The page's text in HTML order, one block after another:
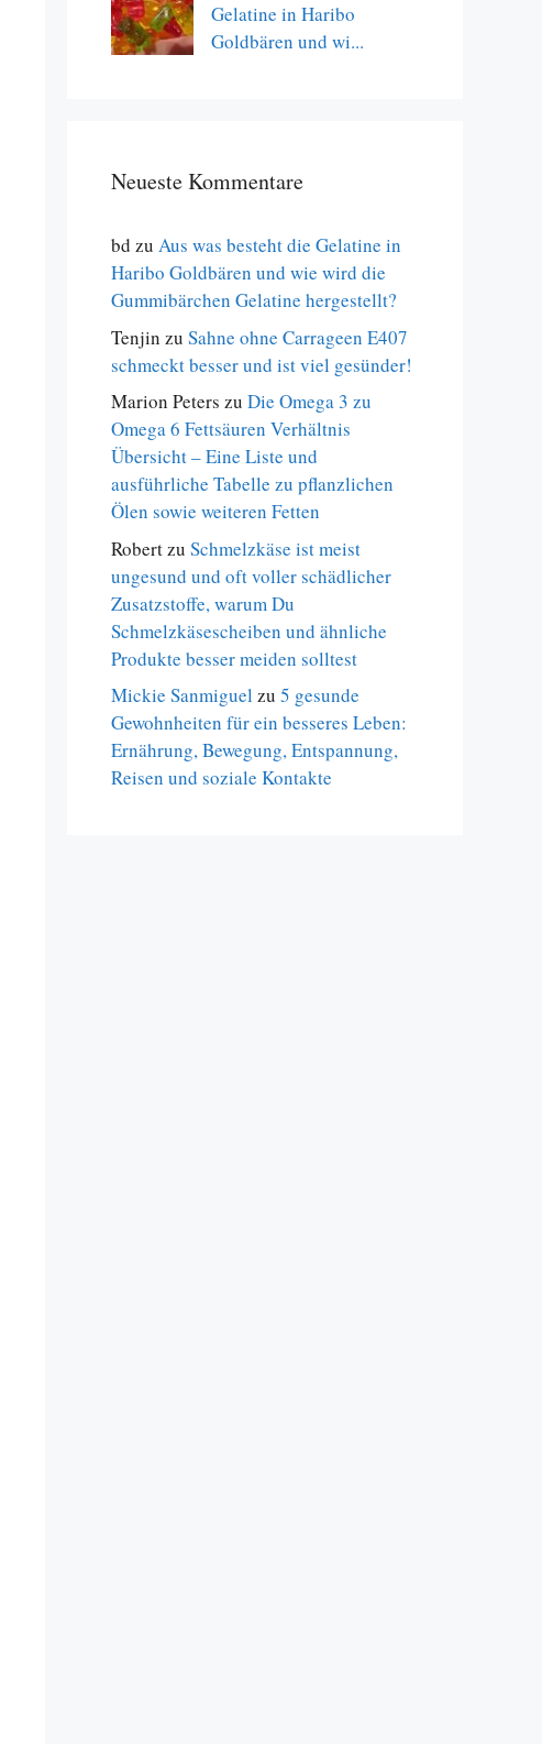
Gelatine in Haribo
Goldbären und wi...
Neueste Kommentare
bd zu Aus was besteht die Gelatine in
Haribo Goldbären und wie wird die
Gummibärchen Gelatine hergestellt?
Tenjin zu Sahne ohne Carrageen E407
schmeckt besser und ist viel gesünder!
Marion Peters zu Die Omega 3 zu
Omega 6 Fettsäuren Verhältnis
Übersicht – Eine Liste und
ausführliche Tabelle zu pflanzlichen
Ölen sowie weiteren Fetten
Robert zu Schmelzkäse ist meist
ungesund und oft voller schädlicher
Zusatzstoffe, warum Du
Schmelzkäsescheiben und ähnliche
Produkte besser meiden solltest
Mickie Sanmiguel zu 5 gesunde
Gewohnheiten für ein besseres Leben:
Ernährung, Bewegung, Entspannung,
Reisen und soziale Kontakte